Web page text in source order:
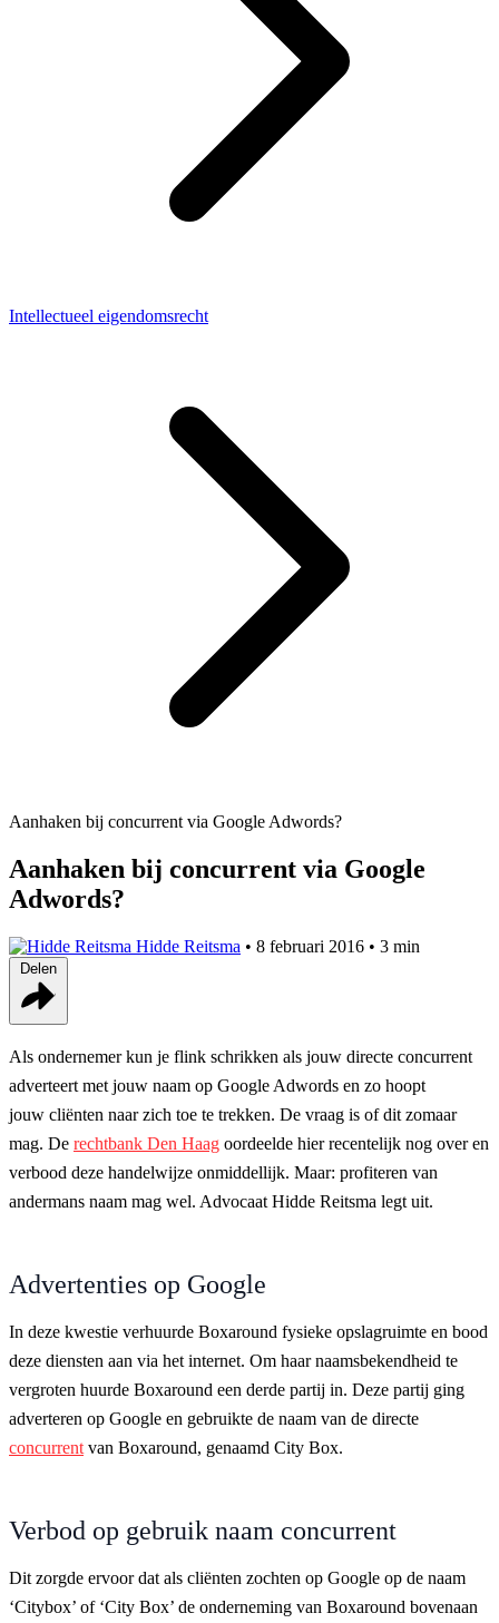
Intellectueel eigendomsrecht
Aanhaken bij concurrent via Google Adwords?
Aanhaken bij concurrent via Google
Adwords?
Hidde Reitsma • 8 februari 2016 • 3 min
Als ondernemer kun je flink schrikken als jouw directe concurrent
adverteert met jouw naam op Google Adwords en zo hoopt
jouw cliënten naar zich toe te trekken. De vraag is of dit zomaar
mag. De rechtbank Den Haag oordeelde hier recentelijk nog over en
verbood deze handelwijze onmiddellijk. Maar: profiteren van
andermans naam mag wel. Advocaat Hidde Reitsma legt uit.
Advertenties op Google
In deze kwestie verhuurde Boxaround fysieke opslagruimte en bood
deze diensten aan via het internet. Om haar naamsbekendheid te
vergroten huurde Boxaround een derde partij in. Deze partij ging
adverteren op Google en gebruikte de naam van de directe
concurrent van Boxaround, genaamd City Box.
Verbod op gebruik naam concurrent
Dit zorgde ervoor dat als cliënten zochten op Google op de naam
‘Citybox’ of ‘City Box’ de onderneming van Boxaround bovenaan